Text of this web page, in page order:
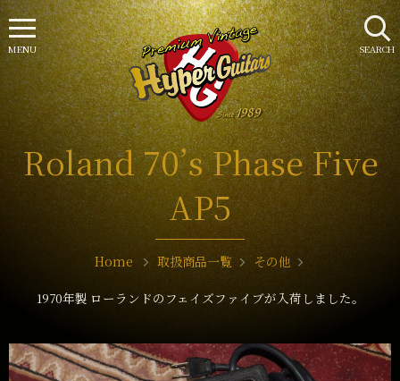
Roland 70’s Phase Five
AP5
Home 取扱商品一覧 その他
1970年製 ローランドのフェイズファイブが入荷しました。
SEARCH
MENU